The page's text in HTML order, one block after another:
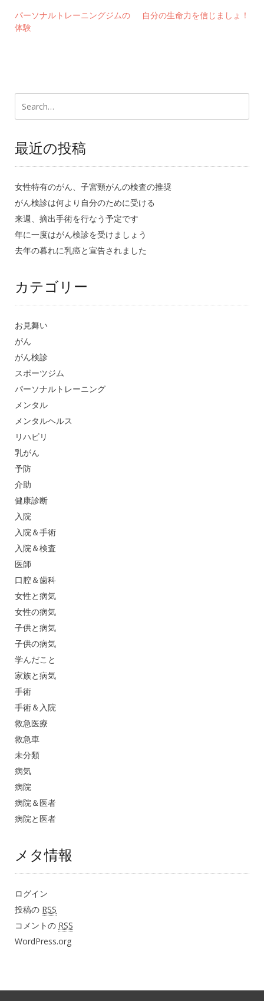
パーソナルトレーニングジムの
体験
自分の生命力を信じましょ！
最近の投稿
女性特有のがん、子宮頸がんの検査の推奨
がん検診は何より自分のために受ける
来週、摘出手術を行なう予定です
年に一度はがん検診を受けましょう
去年の暮れに乳癌と宣告されました
カテゴリー
お見舞い
がん
がん検診
スポーツジム
パーソナルトレーニング
メンタル
メンタルヘルス
リハビリ
乳がん
予防
介助
健康診断
入院
入院＆手術
入院＆検査
医師
口腔＆歯科
女性と病気
女性の病気
子供と病気
子供の病気
学んだこと
家族と病気
手術
手術＆入院
救急医療
救急車
未分類
病気
病院
病院＆医者
病院と医者
メタ情報
ログイン
投稿の RSS
コメントの RSS
WordPress.org